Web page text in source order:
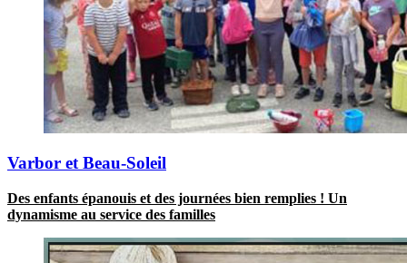
Varbor et Beau-Soleil
Des enfants épanouis et des journées bien remplies ! Un
dynamisme au service des familles